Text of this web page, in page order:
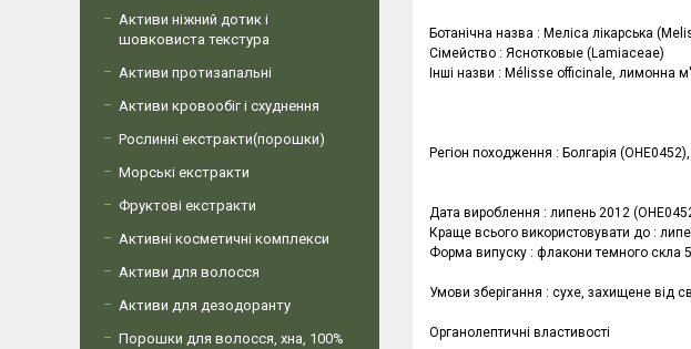
Ботанічна назва : Меліса лікарська
Сімейство : Яснотковые (Lamiaceae)
Інші назви : Mélisse officinale, лимонна
Регіон походження : Болгарія
Дата вироблення : липень 2012
Краще всього використовувати до :
Форма випуску : флакони темного скла
Умови зберігання : сухе, захищене від
Органолептичні властивості
Активи ніжний дотик і
шовковиста текстура
Активи протизапальні
Активи кровообіг і схуднення
Рослинні екстракти(порошки)
Морські екстракти
Фруктові екстракти
Активні косметичні комплекси
Активи для волосся
Активи для дезодоранту
Порошки для волосся, хна, 100%